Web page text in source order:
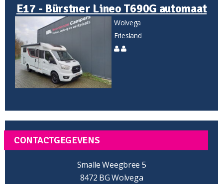
E17 - Bürstner Lineo T690G automaat
Wolvega
Friesland
CONTACTGEGEVENS
Smalle Weegbree 5
8472 BG Wolvega